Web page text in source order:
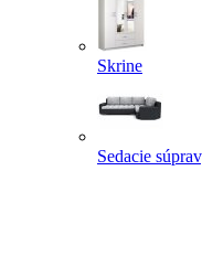
Skrine
Sedacie